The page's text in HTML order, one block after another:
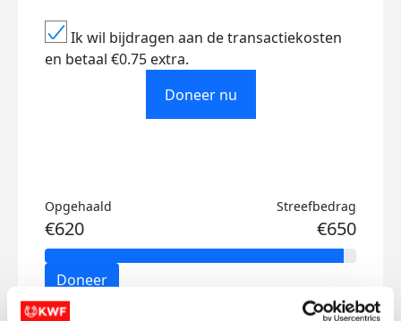
Ik wil bijdragen aan de transactiekosten
en betaal €0.75 extra.
Doneer nu
Opgehaald
€620
Streefbedrag
€650
Doneer